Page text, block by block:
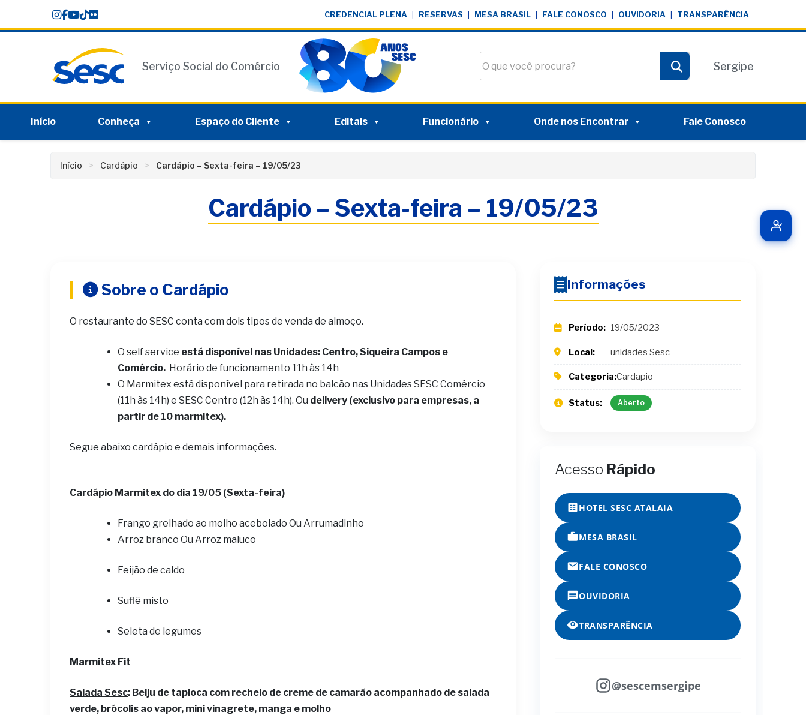
content
CREDENCIAL PLENA RESERVAS MESA BRASIL FALE CONOSCO OUVIDORIA TRANSPARÊNCIA
Serviço Social do Comércio
Pesquisar
Sergipe
Início Conheça Espaço do Cliente Editais Funcionário Onde nos Encontrar Fale Conosco
Início Cardápio Cardápio – Sexta-feira – 19/05/23
Cardápio – Sexta-feira – 19/05/23
Sobre o Cardápio
O restaurante do SESC conta com dois tipos de venda de almoço.
O self service está disponível nas Unidades: Centro, Siqueira Campos e
Comércio. Horário de funcionamento 11h às 14h
O Marmitex está disponível para retirada no balcão nas Unidades SESC Comércio
(11h às 14h) e SESC Centro (12h às 14h). Ou delivery (exclusivo para empresas, a
partir de 10 marmitex).
Segue abaixo cardápio e demais informações.
Cardápio Marmitex do dia 19/05 (Sexta-feira)
Frango grelhado ao molho acebolado Ou Arrumadinho
Arroz branco Ou Arroz maluco
Feijão de caldo
Suflê misto
Seleta de legumes
Marmitex Fit
Salada Sesc: Beiju de tapioca com recheio de creme de camarão acompanhado de salada
verde, brócolis ao vapor, mini vinagrete, manga e molho
Informações
Período: 19/05/2023
Local: unidades Sesc
Categoria:Cardapio
Status: Aberto
Acesso Rápido
HOTEL SESC ATALAIA
MESA BRASIL
FALE CONOSCO
OUVIDORIA
TRANSPARÊNCIA
@sescemsergipe